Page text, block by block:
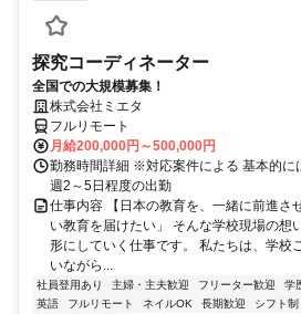
探究コーディネーター
全国での大規模募集！
株式会社ミエタ
フルリモート
月給200,000円～500,000円
勤務時間詳細 ※対応案件による 基本的
週2～5日程度の出勤
仕事内容 【日本の教育を、一緒に前進さ
い教育を届けたい」 そんな学校現場の想
形にしていく仕事です。 私たちは、学校
いながら...
社員登用あり 主婦・主夫歓迎 フリーター歓迎 学
英語
フルリモート ネイルOK 長期歓迎 シフト制